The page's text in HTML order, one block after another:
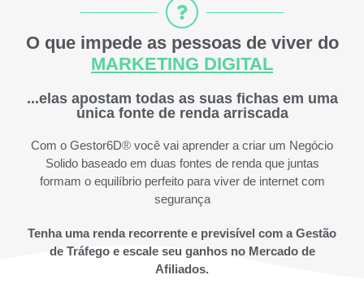
O que impede as pessoas de viver do
MARKETING DIGITAL
...elas apostam todas as suas fichas em uma
única fonte de renda arriscada
Com o Gestor6D® você vai aprender a criar um Negócio
Solido baseado em duas fontes de renda que juntas
formam o equilíbrio perfeito para viver de internet com
segurança
Tenha uma renda recorrente e previsível com a Gestão
de Tráfego e escale seu ganhos no Mercado de
Afiliados.